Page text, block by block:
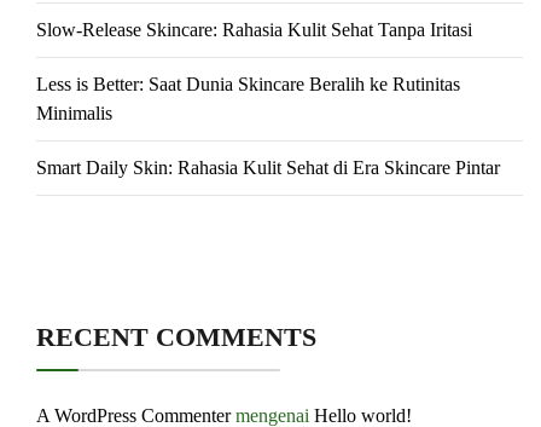
Slow-Release Skincare: Rahasia Kulit Sehat Tanpa Iritasi
Less is Better: Saat Dunia Skincare Beralih ke Rutinitas
Minimalis
Smart Daily Skin: Rahasia Kulit Sehat di Era Skincare Pintar
RECENT COMMENTS
A WordPress Commentermengenai Hello world!